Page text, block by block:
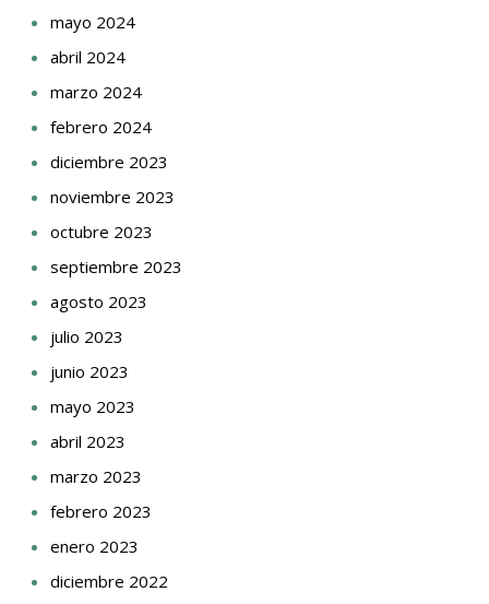
mayo 2024
abril 2024
marzo 2024
febrero 2024
diciembre 2023
noviembre 2023
octubre 2023
septiembre 2023
agosto 2023
julio 2023
junio 2023
mayo 2023
abril 2023
marzo 2023
febrero 2023
enero 2023
diciembre 2022